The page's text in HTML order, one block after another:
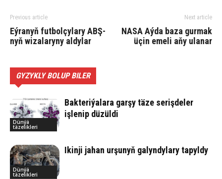
Previous article
Eýranyň futbolçylary ABŞ-
nyň wizalaryny aldylar
Next article
NASA Aýda baza gurmak
üçin emeli aňy ulanar
GYZYKLY BOLUP BILER
Dünýä
täzelikleri
Bakteriýalara garşy täze serişdeler
işlenip düzüldi
Dünýä
täzelikleri
Ikinji jahan urşunyň galyndylary tapyldy